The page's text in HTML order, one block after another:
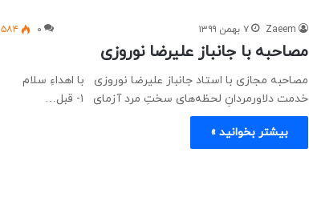
Zaeem ۷ بهمن ۱۳۹۹ ۰ ۵۸۴
مصاحبه با جانباز علیرضا نوروزی
مصاحبه مجازی با استاد جانباز علیرضا نوروزی با اهداءِ سلام
خدمت دلاورمردانِ لحظه‌های سختِ مرد آزمای ۱- قبل…
بیشتر بخوانید »